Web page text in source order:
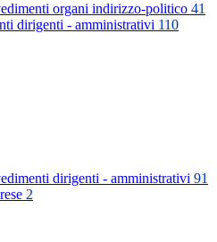
organi indirizzo-politico 41
dirigenti - amministrativi 110
dirigenti - amministrativi 91
2